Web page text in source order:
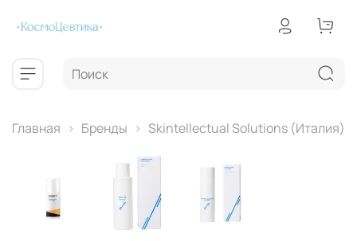
Главная Бренды Skintellectual Solutions (Италия)